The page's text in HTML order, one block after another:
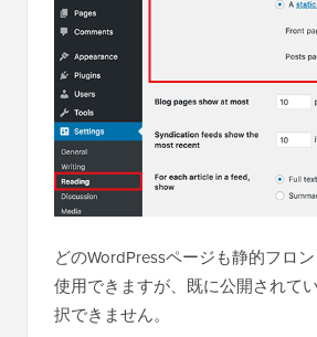
どのWordPressページも静的フロ
使用できますが、既に公開されて
択できません。